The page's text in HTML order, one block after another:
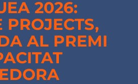
2026:
PROJECTS,
AL PREMI